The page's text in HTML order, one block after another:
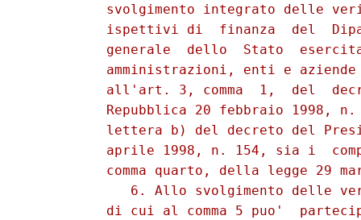
svolgimento integrato delle
ispettivi di  finanza  del
generale  dello  Stato
amministrazioni, enti e
all'art. 3, comma  1,  del
Repubblica 20 febbraio 1998,
lettera b) del decreto del
aprile 1998, n. 154, sia i
comma quarto, della legge 29
6. Allo svolgimento delle
di cui al comma 5 puo'